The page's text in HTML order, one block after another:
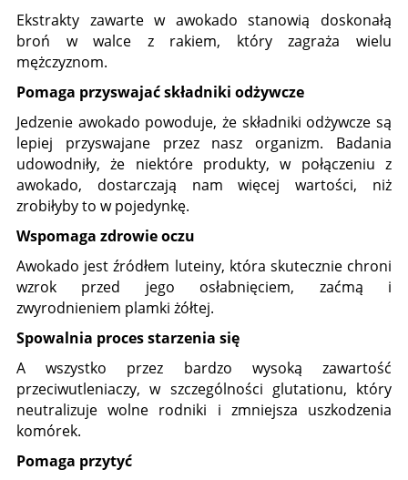
Ekstrakty zawarte w awokado stanowią doskonałą
broń w walce z rakiem, który zagraża wielu
mężczyznom.
Pomaga przyswajać składniki odżywcze
Jedzenie awokado powoduje, że składniki odżywcze są
lepiej przyswajane przez nasz organizm. Badania
udowodniły, że niektóre produkty, w połączeniu z
awokado, dostarczają nam więcej wartości, niż
zrobiłyby to w pojedynkę.
Wspomaga zdrowie oczu
Awokado jest źródłem luteiny, która skutecznie chroni
wzrok przed jego osłabnięciem, zaćmą i
zwyrodnieniem plamki żółtej.
Spowalnia proces starzenia się
A wszystko przez bardzo wysoką zawartość
przeciwutleniaczy, w szczególności glutationu, który
neutralizuje wolne rodniki i zmniejsza uszkodzenia
komórek.
Pomaga przytyć